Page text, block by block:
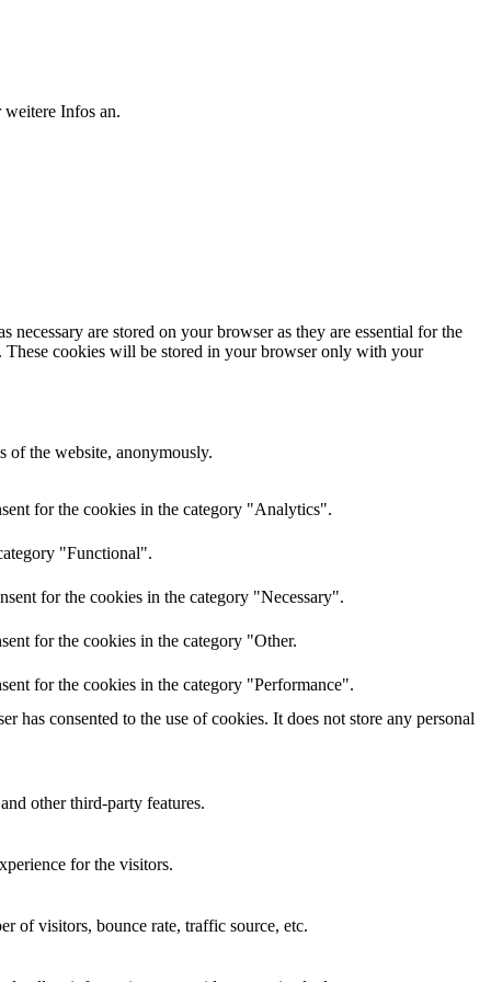
weitere Infos an.
are stored on your browser as they are essential for the
These cookies will be stored in your browser only with your
of the website, anonymously.
for the cookies in the category "Analytics".
"Functional".
for the cookies in the category "Necessary".
for the cookies in the category "Other.
for the cookies in the category "Performance".
has consented to the use of cookies. It does not store any personal
other third-party features.
for the visitors.
of visitors, bounce rate, traffic source, etc.